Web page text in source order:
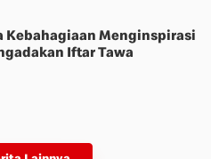
Kebahagiaan Menginspirasi
Iftar Tawa